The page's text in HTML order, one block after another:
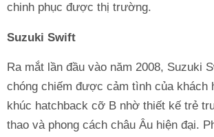
chinh phục được thị trường.
Suzuki Swift
Ra mắt lần đầu vào năm 2008, Suzuki
chóng chiếm được cảm tình của khách
khúc hatchback cỡ B nhờ thiết kế trẻ
thao và phong cách châu Âu hiện đại.